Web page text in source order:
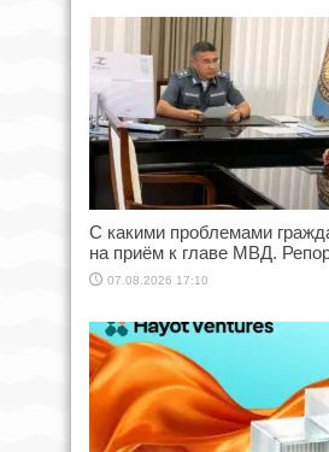
С какими проблемами
на приём к главе МВД.
07.08.2026 17:10